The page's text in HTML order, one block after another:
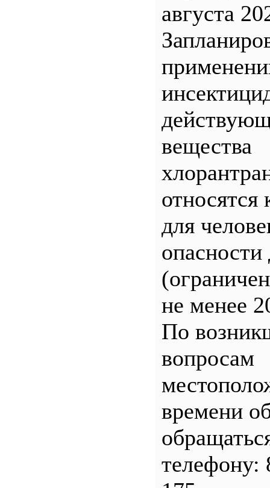
августа
вещества
относятся
для
опасности
не менее
По
вопросам
времени
телефону: